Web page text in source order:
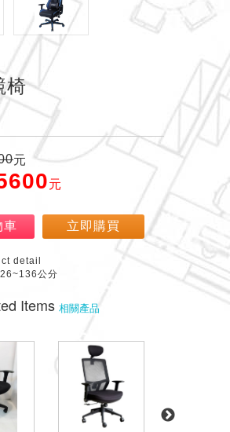
椅
元
元
車
立即購買
detail
公分
Items 相關產品